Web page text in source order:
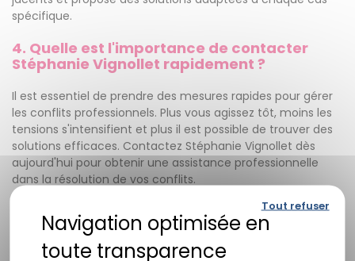
spécifique.
4. Quelle est l'importance de contacter
Stéphanie Vignollet rapidement ?
Il est essentiel de prendre des mesures rapides pour gérer
les conflits professionnels. Plus vous agissez tôt, moins les
tensions s'intensifient et plus il est possible de trouver des
solutions efficaces. Contactez Stéphanie Vignollet dès
aujourd'hui pour obtenir une assistance professionnelle
dans la résolution de vos conflits.
5. Comment puis-je contacter Stéphanie
Vignollet ?
Tout refuser